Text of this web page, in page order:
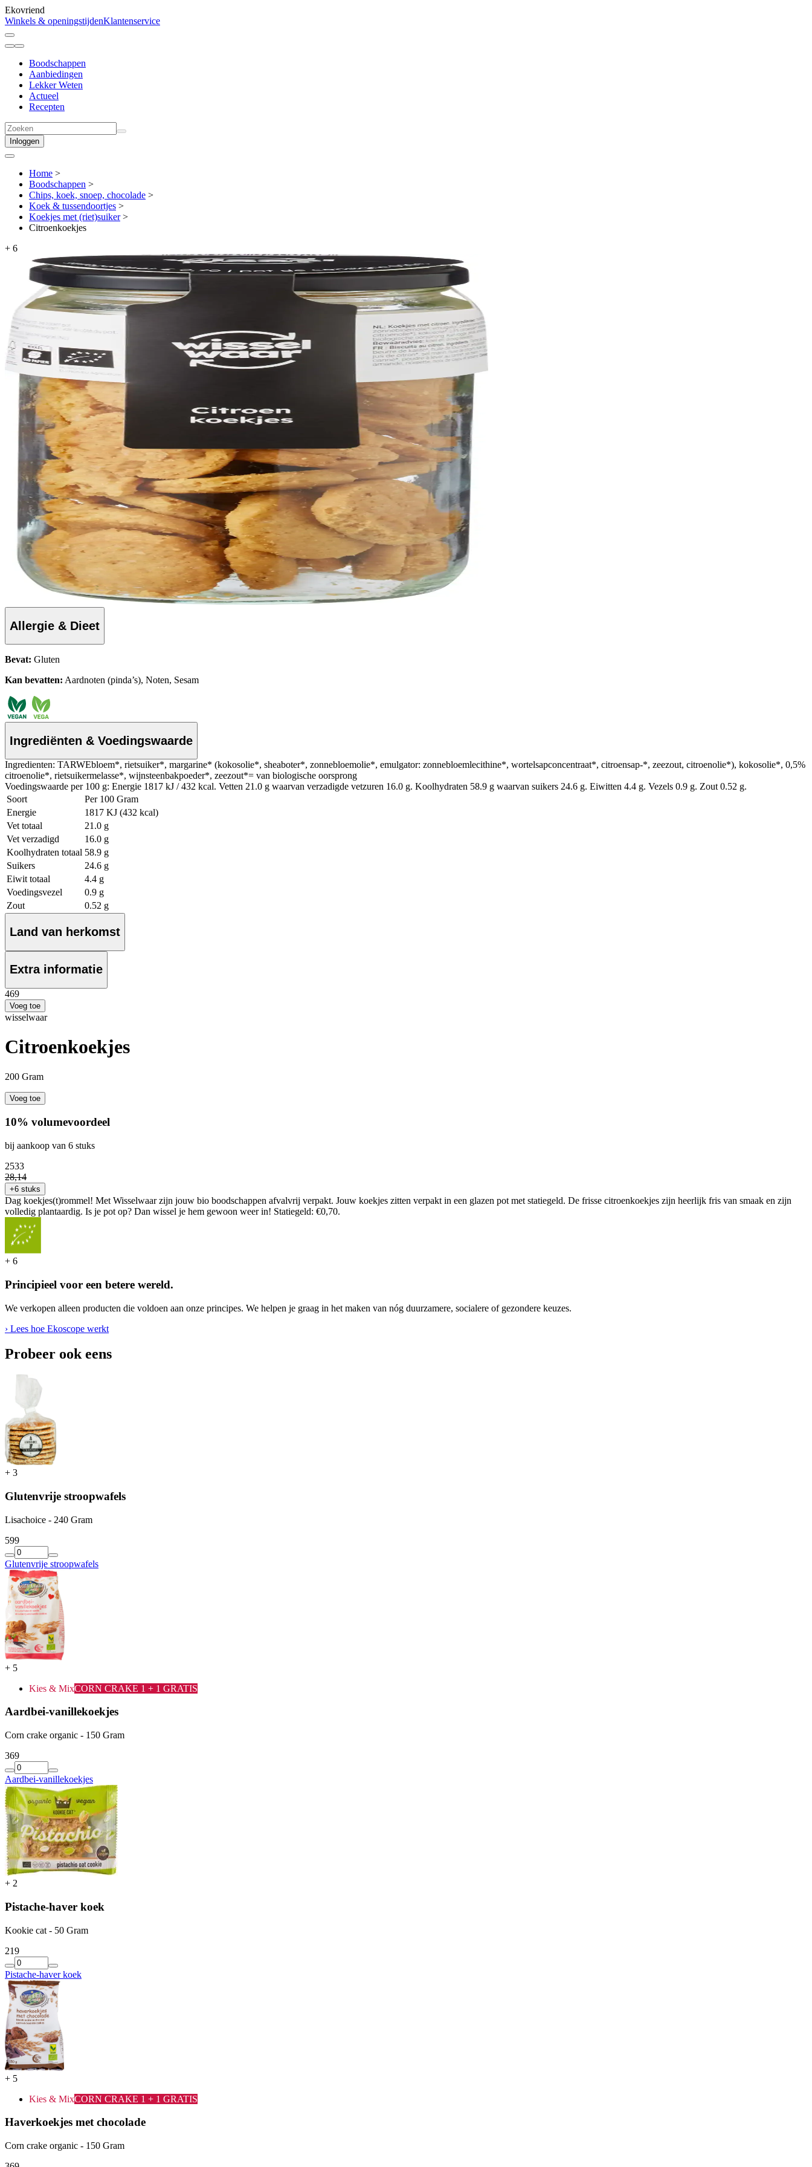
Ekovriend
Winkels & openingstijdenKlantenservice
Boodschappen
Aanbiedingen
Lekker Weten
Actueel
Recepten
Inloggen
Home >
Boodschappen >
Chips, koek, snoep, chocolade >
Koek & tussendoortjes >
Koekjes met (riet)suiker>
Citroenkoekjes
+ 6
Allergie & Dieet
Bevat: Gluten
Kan bevatten: Aardnoten (pinda’s), Noten, Sesam
Ingrediënten & Voedingswaarde
Ingredienten: TARWEbloem*, rietsuiker*, margarine* (kokosolie*, sheaboter*, zonnebloemolie*, emulgator: zonnebloemlecithine*, wortelsapconcentraat*, citroensap-*, zeezout, citroenolie*), kokosolie*, 0,5%
citroenolie*, rietsuikermelasse*, wijnsteenbakpoeder*, zeezout*= van biologische oorsprong
Voedingswaarde per 100 g: Energie 1817 kJ / 432 kcal. Vetten 21.0 g waarvan verzadigde vetzuren 16.0 g. Koolhydraten 58.9 g waarvan suikers 24.6 g. Eiwitten 4.4 g. Vezels 0.9 g. Zout 0.52 g.
Soort
Per 100 Gram
Energie
1817 KJ (432 kcal)
Vet totaal
21.0 g
Vet verzadigd
16.0 g
Koolhydraten totaal 58.9 g
Suikers
24.6 g
Eiwit totaal
4.4 g
Voedingsvezel
0.9 g
Zout
0.52 g
Land van herkomst
Extra informatie
469
Voeg toe
wisselwaar
Citroenkoekjes
200 Gram
Voeg toe
10% volumevoordeel
bij aankoop van 6 stuks
2533
28,14
+6 stuks
Dag koekjes(t)rommel! Met Wisselwaar zijn jouw bio boodschappen afvalvrij verpakt. Jouw koekjes zitten verpakt in een glazen pot met statiegeld. De frisse citroenkoekjes zijn heerlijk fris van smaak en zijn
volledig plantaardig. Is je pot op? Dan wissel je hem gewoon weer in! Statiegeld: €0,70.
+ 6
Principieel voor een betere wereld.
We verkopen alleen producten die voldoen aan onze principes. We helpen je graag in het maken van nóg duurzamere, socialere of gezondere keuzes.
› Lees hoe Ekoscope werkt
Probeer ook eens
+ 3
Glutenvrije stroopwafels
Lisachoice - 240 Gram
599
Glutenvrije stroopwafels
+ 5
Kies & MixCORN CRAKE 1 + 1 GRATIS
Aardbei-vanillekoekjes
Corn crake organic - 150 Gram
369
Aardbei-vanillekoekjes
+ 2
Pistache-haver koek
Kookie cat - 50 Gram
219
Pistache-haver koek
+ 5
Kies & MixCORN CRAKE 1 + 1 GRATIS
Haverkoekjes met chocolade
Corn crake organic - 150 Gram